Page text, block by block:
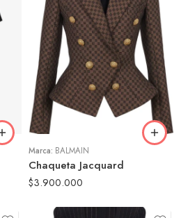
Marca: BALMAIN
Chaqueta Jacquard
$3.900.000
38